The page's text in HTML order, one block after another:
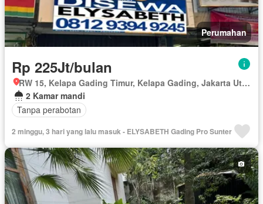
Perumahan
Rp 225Jt/bulan
RW 15, Kelapa Gading Timur, Kelapa Gading, Jakarta Utara, Daerah Khusus Ibukota Jakarta
2 Kamar mandi
Tanpa perabotan
2 minggu, 3 hari yang lalu masuk - ELYSABETH Gading Pro Sunter